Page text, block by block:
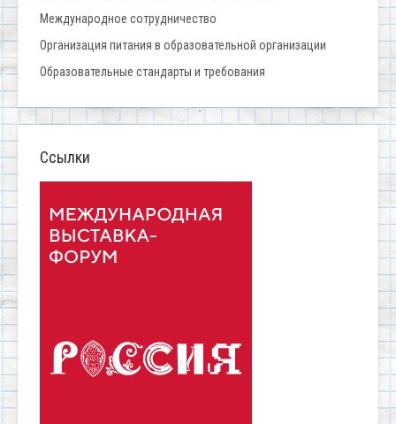
Международное сотрудничество
Организация питания в образовательной организации
Образовательные стандарты и требования
Ссылки